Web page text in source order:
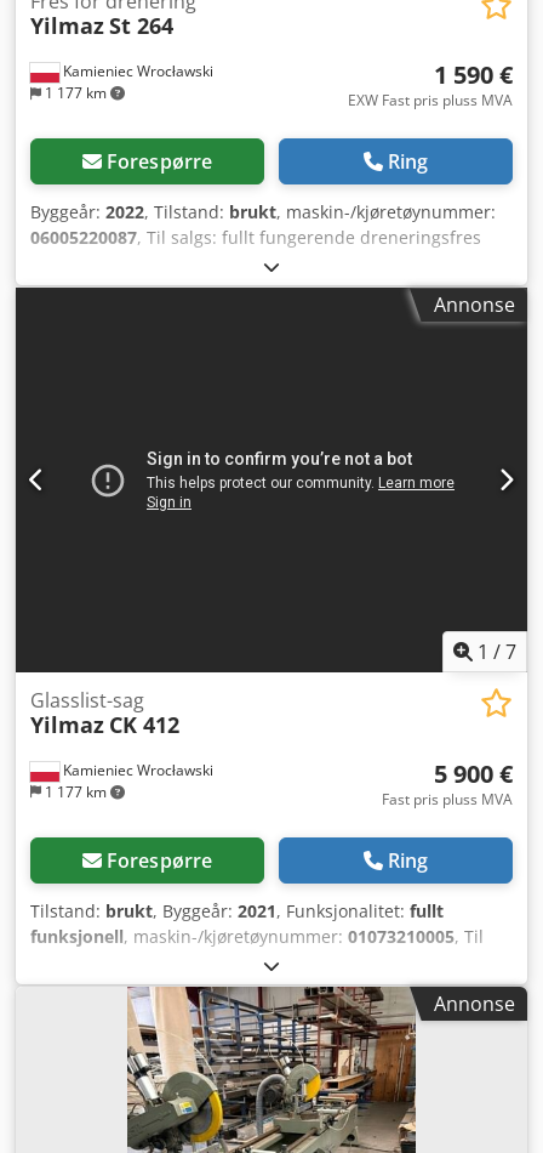
Kamieniec Wrocławski
1 177 km
YilmazSt 264
1 590 €
EXW Fast pris pluss MVA
Forespørre Ring
Byggeår: 2022, Tilstand: brukt, maskin-/kjøretøynummer:
06005220087, Til salgs: fullt fungerende dreneringsfres
Yilmaz modell ST 264. Maskinen har vært på service.
Perfekt stand. Dedpfezdrvpjx Aavswa
Annonse
1 /7
Kamieniec Wrocławski
1 177 km
Glasslist-sag
Yilmaz CK 412
5 900 €
Fast pris pluss MVA
Forespørre Ring
Tilstand: brukt, Byggeår: 2021, Funksjonalitet: fullt
funksjonell, maskin-/kjøretøynummer: 01073210005, Til
salgs: Yilmaz CK 412 glasslistesag med elektronisk
målebord Yilmaz SKN 301. Målebordets lengde er 3 m.
Maskinen er utstyrt med en måleskinne som muliggjør
trådløs dataoverføring til målebordet. Målebordet stiller
seg automatisk inn til neste mål etter at kuttet er utført.
Det medfølger også en innmatings-transportør med lengde
på 1,5 m. Maskinen er i full stand etter service.
Dwjdpfszdruxjx Aavea
Annonse